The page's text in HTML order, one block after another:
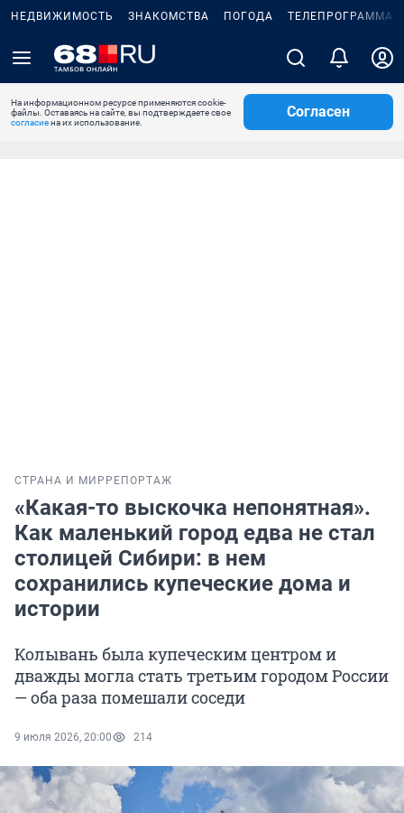
НЕДВИЖИМОСТЬ ЗНАКОМСТВА ПОГОДА ТЕЛЕПРОГРАММА
На информационном ресурсе применяются cookie-
файлы. Оставаясь на сайте, вы подтверждаете свое
согласиена их использование.
Согласен
СТРАНА И МИР РЕПОРТАЖ
«Какая-то выскочка непонятная».
Как маленький город едва не стал
столицей Сибири: в нем
сохранились купеческие дома и
истории
Колывань была купеческим центром и
дважды могла стать третьим городом России
— оба раза помешали соседи
9 июля 2026, 20:00 214